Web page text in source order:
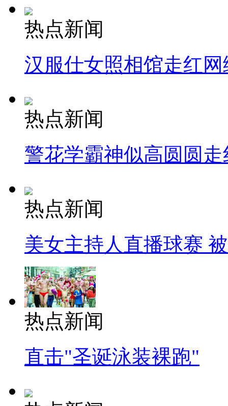
热点新闻
汉服仕女照相馆走红网
热点新闻
警花学霸神似高圆圆走
热点新闻
美女主持人直播球赛
热点新闻
直击"圣诞泳装裸跑"